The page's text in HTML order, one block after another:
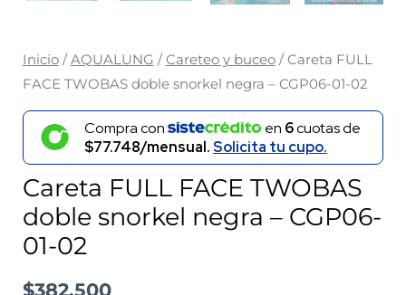
Inicio/ AQUALUNG / Careteo y buceo/ Careta FULL
FACE TWOBAS doble snorkel negra – CGP06-01-02
Compra con en 6cuotas de
$77.748/mensual.Solicita tu cupo.
Careta FULL FACE TWOBAS
doble snorkel negra – CGP06-
01-02
$382.500